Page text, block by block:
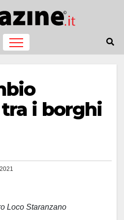
i borghi
Loco Staranzano